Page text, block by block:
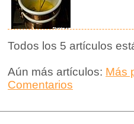
Todos los 5 artículos
Aún más artículos: Más
Comentarios